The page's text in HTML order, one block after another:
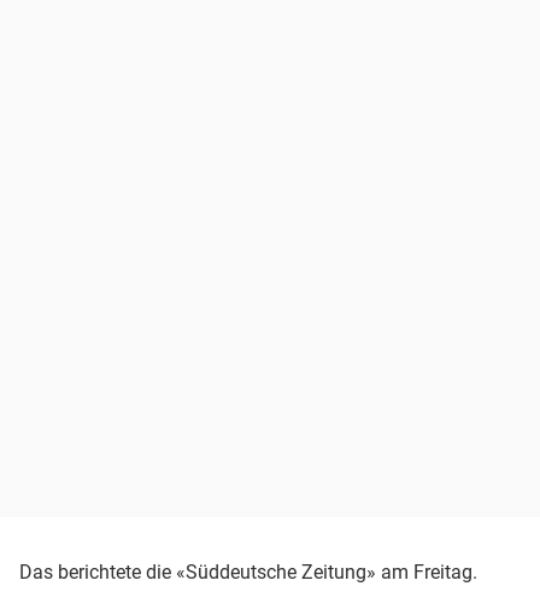
Das berichtete die «Süddeutsche Zeitung» am Freitag.